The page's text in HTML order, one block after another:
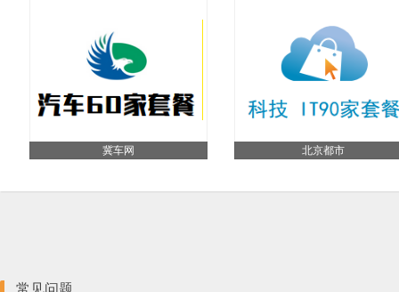
冀车网 北京都市
常见问题